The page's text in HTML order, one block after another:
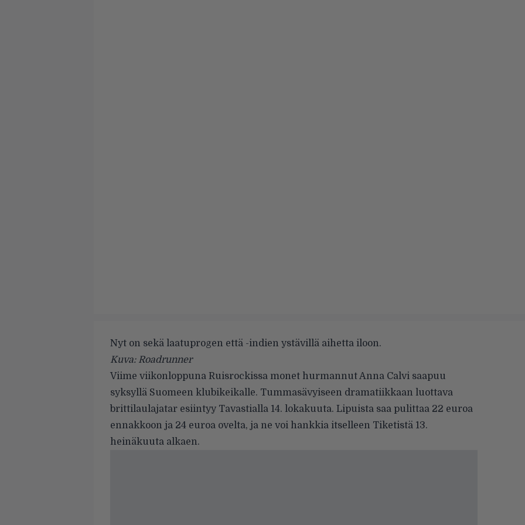
Nyt on sekä laatuprogen että -indien ystävillä aihetta iloon.
Kuva: Roadrunner
Viime viikonloppuna Ruisrockissa monet hurmannutAnna Calvi saapuu
syksyllä Suomeen klubikeikalle. Tummasävyiseen dramatiikkaan luottava
brittilaulajatar esiintyy Tavastialla 14. lokakuuta. Lipuista saa pulittaa 22 euroa
ennakkoon ja 24 euroa ovelta, ja ne voi hankkia itselleen Tiketistä 13.
heinäkuuta alkaen.